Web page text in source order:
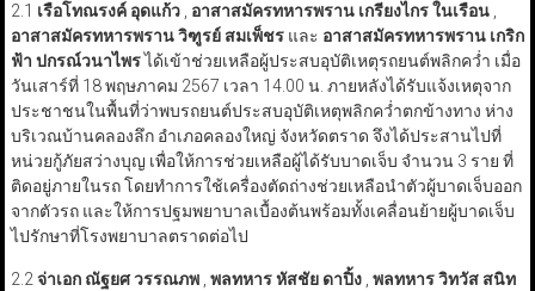
2.1 เรือโทณรงค์ อุดแก้ว, อาสาสมัครทหารพราน เกรียงไกร ในเรือน,
อาสาสมัครทหารพราน วิฑูรย์ สมเพ็ชรและ อาสาสมัครทหารพราน เกริก
ฟ้า ปกรณ์วนาไพรได้เข้าช่วยเหลือผู้ประสบอุบัติเหตุรถยนต์พลิกคว่ำ เมื่อ
วันเสาร์ที่ 18 พฤษภาคม 2567 เวลา 14.00 น. ภายหลังได้รับแจ้งเหตุจาก
ประชาชนในพื้นที่ว่าพบรถยนต์ประสบอุบัติเหตุพลิกคว่ำตกข้างทาง ห่าง
บริเวณบ้านคลองลึก อำเภอคลองใหญ่ จังหวัดตราด จึงได้ประสานไปที่
หน่วยกู้ภัยสว่างบุญ เพื่อให้การช่วยเหลือผู้ได้รับบาดเจ็บ จำนวน 3 ราย ที่
ติดอยู่ภายในรถ โดยทำการใช้เครื่องตัดถ่างช่วยเหลือนำตัวผู้บาดเจ็บออก
จากตัวรถ และให้การปฐมพยาบาลเบื้องต้นพร้อมทั้งเคลื่อนย้ายผู้บาดเจ็บ
ไปรักษาที่โรงพยาบาลตราดต่อไป
2.2จ่าเอก ณัฐยศ วรรณภพ, พลทหาร หัสชัย ดาปิ้ง, พลทหาร วิทวัส สนิท